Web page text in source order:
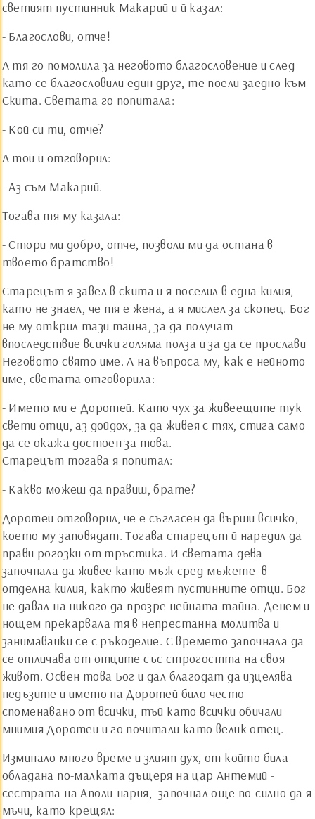
светият пустинник Макарий и й казал:
- Благослови, отче!
А тя го помолила за неговото благословение и след
като се благословили един друг, те поели заедно към
Скита. Светата го попитала:
- Кой си ти, отче?
А той й отговорил:
- Аз съм Макарий.
Тогава тя му казала:
- Стори ми добро, отче, позволи ми да остана в
твоето братство!
Старецът я завел в скита и я поселил в една килия,
като не знаел, че тя е жена, а я мислел за скопец. Бог
не му открил тази тайна, за да получат
впоследствие всички голяма полза и за да се прослави
Неговото свято име. А на въпроса му, как е нейното
име, светата отговорила:
- Името ми е Доротей. Като чух за живеещите тук
свети отци, аз дойдох, за да живея с тях, стига само
да се окажа достоен за това.
Старецът тогава я попитал:
- Какво можеш да правиш, брате?
Доротей отговорил, че е съгласен да върши всичко,
което му заповядат. Тогава старецът й наредил да
прави рогозки от тръстика. И светата дева
започнала да живее като мъж сред мъжете ­ в
отделна килия, както живеят пустинните отци. Бог
не давал на никого да прозре нейната тайна. Денем и
нощем прекарвала тя в непрестанна молитва и
занимавайки се с ръкоделие. С времето започнала да
се отличава от отците със строгостта на своя
живот. Освен това Бог й дал благодат да изцелява
недъзите и името на Доротей било често
споменавано от всички, тъй като всички обичали
мнимия Доротей и го почитали като велик отец.
Изминало много време и злият дух, от който била
обладана по-малката дъщеря на цар Антемий ­
сестрата на Аполи-нария, ­ започнал още по-силно да я
мъчи, като крещял: